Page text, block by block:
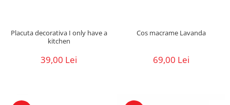
Placuta decorativa I only have a
kitchen
39,00 Lei
Cos macrame Lavanda
69,00 Lei